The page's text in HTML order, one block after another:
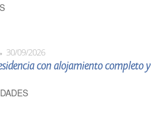
30/09/2026
con alojamiento completo y